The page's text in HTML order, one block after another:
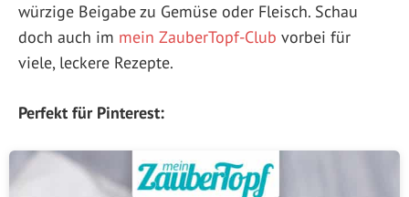
würzige Beigabe zu Gemüse oder Fleisch. Schau
doch auch im mein ZauberTopf-Club vorbei für
viele, leckere Rezepte.
Perfekt für Pinterest: